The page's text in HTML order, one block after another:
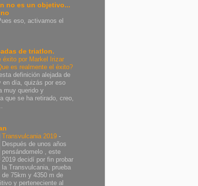
no es un objetivo...
eso, activamos el
de triatlon.
éxito por Markel Irizar
es realmente el éxito?
definición alejada de
en día, quizás por eso
muy querido y
que se ha retirado, creo,
Transvulcania 2019 -
Después de unos años
pensándomelo , este
2019 decidí por fin probar
la Transvulcania, prueba
de 75km y 4350 m de
y perteneciente al